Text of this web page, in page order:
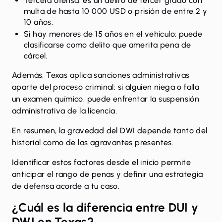
multa de hasta 10 000 USD o prisión de entre 2 y
10 años.
Si hay menores de 15 años en el vehículo: puede
clasificarse como delito que amerita pena de
cárcel.
Además, Texas aplica sanciones administrativas
aparte del proceso criminal: si alguien niega o falla
un examen químico, puede enfrentar la suspensión
administrativa de la licencia.
En resumen, la gravedad del DWI depende tanto del
historial como de las agravantes presentes.
Identificar estos factores desde el inicio permite
anticipar el rango de penas y definir una estrategia
de defensa acorde a tu caso.
¿Cuál es la diferencia entre DUI y